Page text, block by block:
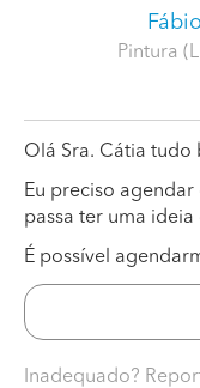
Pintura
Olá Sra. Cátia tudo
Eu preciso
passa ter uma
É possível
Inadequado?